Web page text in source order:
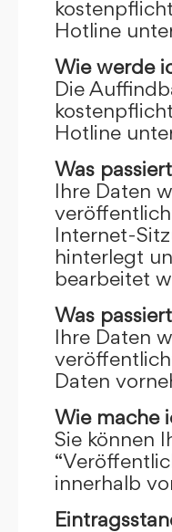
Hotline
Wie werde
Die
Hotline
Was
Ihre Daten
Internet-
hinterlegt
bearbeitet
Was
Ihre Daten
Daten
Wie mache
Sie können
innerhalb